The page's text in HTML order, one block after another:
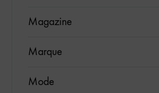
Magazine
Marque
Mode